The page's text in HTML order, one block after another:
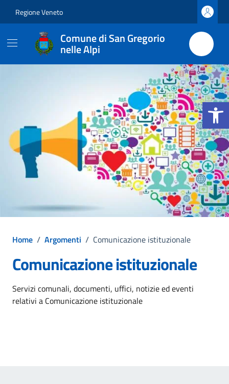
Apri la
Regione Veneto
Comune di San Gregorio
nelle Alpi
Home / Argomenti / Comunicazione istituzionale
Comunicazione istituzionale
Dettagli dell'argomento
Servizi comunali, documenti, uffici, notizie ed eventi
relativi a Comunicazione istituzionale